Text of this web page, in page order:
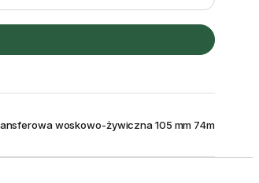
woskowo-żywiczna 105 mm 74m